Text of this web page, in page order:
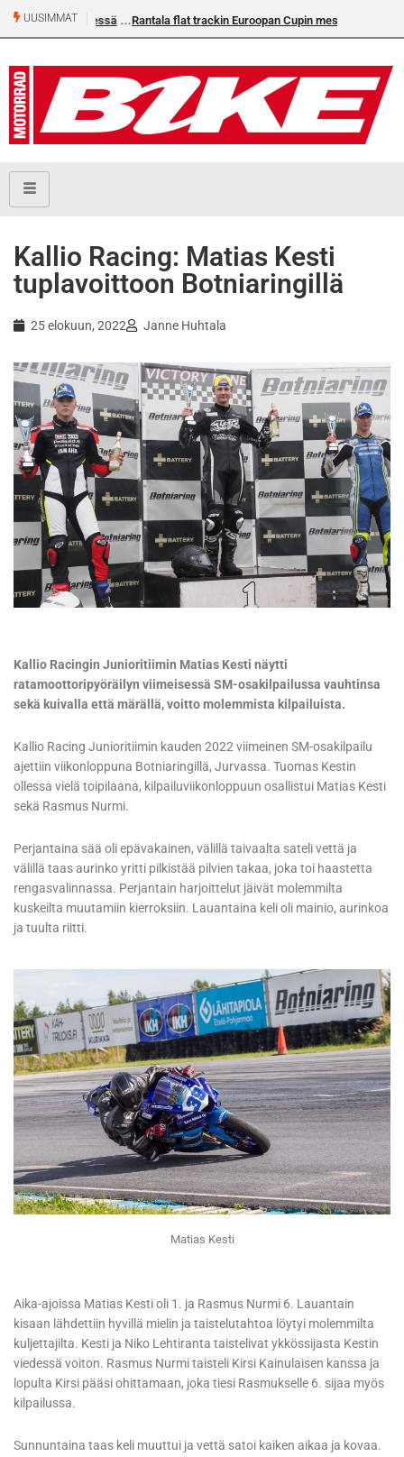
UUSIMMAT Rantala flat trackin Euroopan Cupin mestari
Kallio Racing: Matias Kesti
tuplavoittoon Botniaringillä
25 elokuun, 2022 Janne Huhtala
Kallio Racingin Junioritiimin Matias Kesti näytti
ratamoottoripyöräilyn viimeisessä SM-osakilpailussa vauhtinsa
sekä kuivalla että märällä, voitto molemmista kilpailuista.
Kallio Racing Junioritiimin kauden 2022 viimeinen SM-osakilpailu
ajettiin viikonloppuna Botniaringillä, Jurvassa. Tuomas Kestin
ollessa vielä toipilaana, kilpailuviikonloppuun osallistui Matias Kesti
sekä Rasmus Nurmi.
Perjantaina sää oli epävakainen, välillä taivaalta sateli vettä ja
välillä taas aurinko yritti pilkistää pilvien takaa, joka toi haastetta
rengasvalinnassa. Perjantain harjoittelut jäivät molemmilta
kuskeilta muutamiin kierroksiin. Lauantaina keli oli mainio, aurinkoa
ja tuulta riitti.
Matias Kesti
Aika-ajoissa Matias Kesti oli 1. ja Rasmus Nurmi 6. Lauantain
kisaan lähdettiin hyvillä mielin ja taistelutahtoa löytyi molemmilta
kuljettajilta. Kesti ja Niko Lehtiranta taistelivat ykkössijasta Kestin
viedessä voiton. Rasmus Nurmi taisteli Kirsi Kainulaisen kanssa ja
lopulta Kirsi pääsi ohittamaan, joka tiesi Rasmukselle 6. sijaa myös
kilpailussa.
Sunnuntaina taas keli muuttui ja vettä satoi kaiken aikaa ja kovaa.